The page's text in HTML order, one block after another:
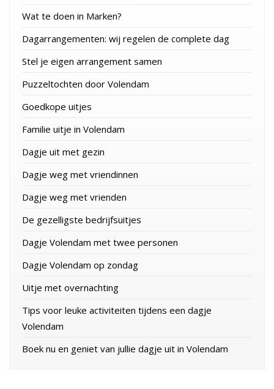
Wat te doen in Marken?
Dagarrangementen: wij regelen de complete dag
Stel je eigen arrangement samen
Puzzeltochten door Volendam
Goedkope uitjes
Familie uitje in Volendam
Dagje uit met gezin
Dagje weg met vriendinnen
Dagje weg met vrienden
De gezelligste bedrijfsuitjes
Dagje Volendam met twee personen
Dagje Volendam op zondag
Uitje met overnachting
Tips voor leuke activiteiten tijdens een dagje
Volendam
Boek nu en geniet van jullie dagje uit in Volendam